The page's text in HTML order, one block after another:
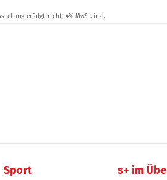
Sport s+ im